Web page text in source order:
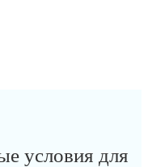
условия для